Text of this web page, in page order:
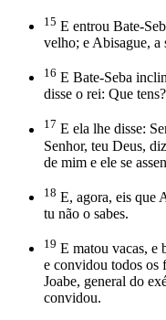
15 E entrou Bate-
velho; e Abisague, a
16 E Bate-Seba
disse o rei: Que tens?
17 E ela lhe disse:
Senhor, teu Deus,
de mim e ele se
18 E, agora, eis que
tu não o sabes.
19 E matou vacas, e
e convidou todos os
Joabe, general do
convidou.